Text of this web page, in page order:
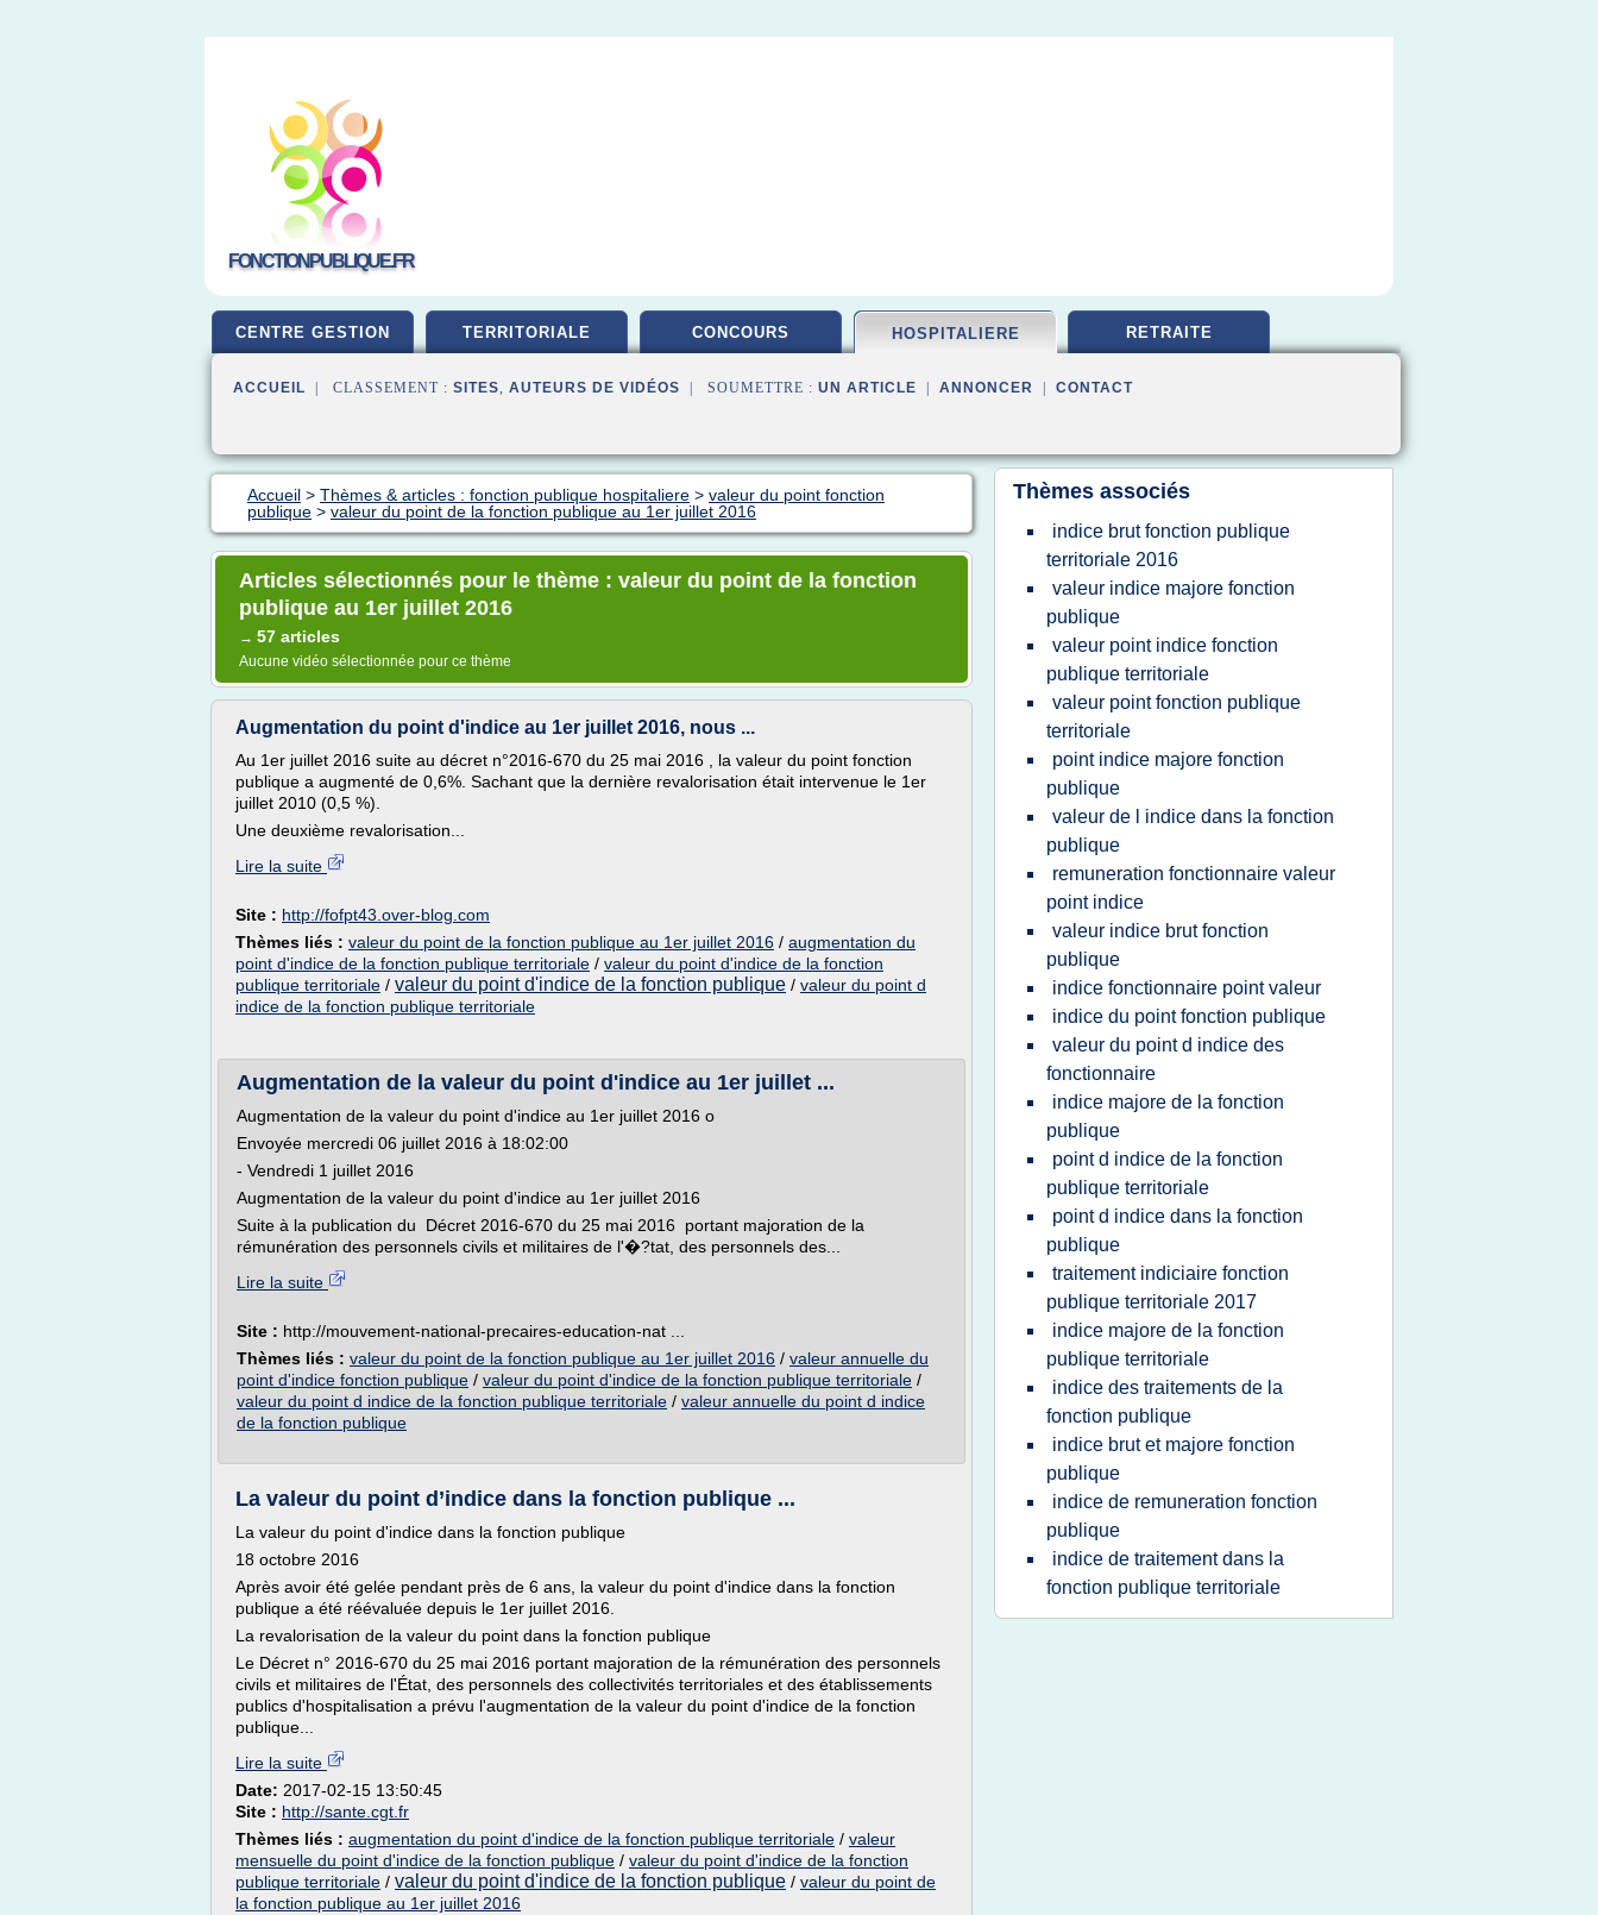
FONCTIONPUBLIQUE.FR
CENTRE GESTION TERRITORIALE CONCOURS HOSPITALIERE RETRAITE
ACCUEIL | CLASSEMENT : SITES, AUTEURS DE VIDÉOS | SOUMETTRE : UN ARTICLE ANNONCER CONTACT
Accueil > Thèmes & articles : fonction publique hospitaliere > valeur du point fonction
publique > valeur du point de la fonction publique au 1er juillet 2016
Articles sélectionnés pour le thème : valeur du point de la fonction
publique au 1er juillet 2016
→ 57 articles
Aucune vidéo sélectionnée pour ce thème
Augmentation du point d'indice au 1er juillet 2016, nous ...
Au 1er juillet 2016 suite au décret n°2016-670 du 25 mai 2016 , la valeur du point fonction
publique a augmenté de 0,6%. Sachant que la dernière revalorisation était intervenue le 1er
juillet 2010 (0,5 %).
Une deuxième revalorisation...
Lire la suite
Site : http://fofpt43.over-blog.com
Thèmes liés : valeur du point de la fonction publique au 1er juillet 2016 / augmentation du
point d'indice de la fonction publique territoriale / valeur du point d'indice de la fonction
publique territoriale / valeur du point d'indice de la fonction publique / valeur du point d
indice de la fonction publique territoriale
Augmentation de la valeur du point d'indice au 1er juillet ...
Augmentation de la valeur du point d'indice au 1er juillet 2016 o
Envoyée mercredi 06 juillet 2016 à 18:02:00
- Vendredi 1 juillet 2016
Augmentation de la valeur du point d'indice au 1er juillet 2016
Suite à la publication du Décret 2016-670 du 25 mai 2016 portant majoration de la
rémunération des personnels civils et militaires de l'�?tat, des personnels des...
Lire la suite
Site : http://mouvement-national-precaires-education-nat ...
Thèmes liés : valeur du point de la fonction publique au 1er juillet 2016 / valeur annuelle du
point d'indice fonction publique / valeur du point d'indice de la fonction publique territoriale /
valeur du point d indice de la fonction publique territoriale / valeur annuelle du point d indice
de la fonction publique
La valeur du point d’indice dans la fonction publique ...
La valeur du point d'indice dans la fonction publique
18 octobre 2016
Après avoir été gelée pendant près de 6 ans, la valeur du point d'indice dans la fonction
publique a été réévaluée depuis le 1er juillet 2016.
La revalorisation de la valeur du point dans la fonction publique
Le Décret n° 2016-670 du 25 mai 2016 portant majoration de la rémunération des personnels
civils et militaires de l'État, des personnels des collectivités territoriales et des établissements
publics d'hospitalisation a prévu l'augmentation de la valeur du point d'indice de la fonction
publique...
Lire la suite
Date: 2017-02-15 13:50:45
Site : http://sante.cgt.fr
Thèmes liés : augmentation du point d'indice de la fonction publique territoriale / valeur
mensuelle du point d'indice de la fonction publique / valeur du point d'indice de la fonction
publique territoriale / valeur du point d'indice de la fonction publique / valeur du point de
la fonction publique au 1er juillet 2016
Thèmes associés
indice brut fonction publique
territoriale 2016
valeur indice majore fonction
publique
valeur point indice fonction
publique territoriale
valeur point fonction publique
territoriale
point indice majore fonction
publique
valeur de l indice dans la fonction
publique
remuneration fonctionnaire valeur
point indice
valeur indice brut fonction
publique
indice fonctionnaire point valeur
indice du point fonction publique
valeur du point d indice des
fonctionnaire
indice majore de la fonction
publique
point d indice de la fonction
publique territoriale
point d indice dans la fonction
publique
traitement indiciaire fonction
publique territoriale 2017
indice majore de la fonction
publique territoriale
indice des traitements de la
fonction publique
indice brut et majore fonction
publique
indice de remuneration fonction
publique
indice de traitement dans la
fonction publique territoriale